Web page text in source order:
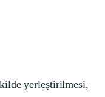
yerleştirilmesi,